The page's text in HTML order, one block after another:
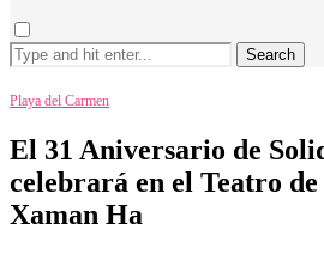
Search
Playa del Carmen
El 31 Aniversario de
celebrará en el Teatro
Xaman Ha